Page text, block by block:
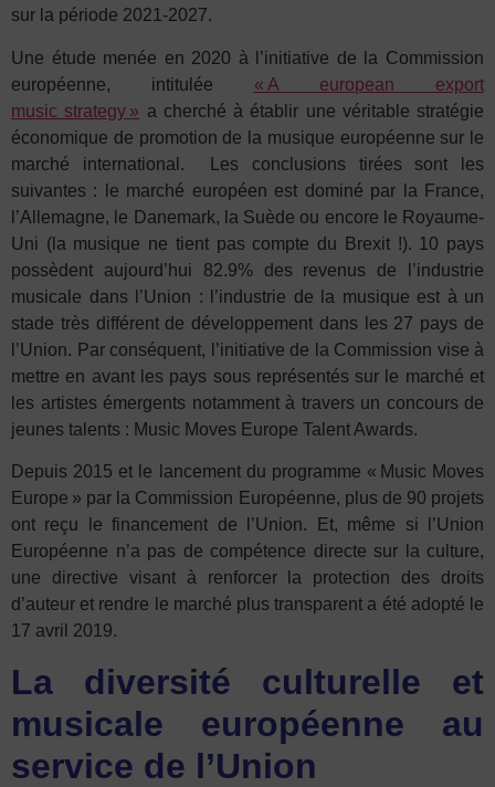
sur la période 2021-2027.
Une étude menée en 2020 à l’initiative de la Commission
européenne, intitulée « A european export
music strategy » a cherché à établir une véritable stratégie
économique de promotion de la musique européenne sur le
marché international.
Les conclusions tirées sont les
suivantes : le marché européen est dominé par la France,
l’Allemagne, le Danemark, la Suède ou encore le Royaume-
Uni (la musique ne tient pas compte du Brexit !). 10 pays
possèdent aujourd’hui 82.9% des revenus de l’industrie
musicale dans l’Union : l’industrie de la musique est à un
stade très différent de développement dans les 27 pays de
l’Union. Par conséquent, l’initiative de la Commission vise à
mettre en avant les pays sous représentés sur le marché et
les artistes émergents notamment à travers un concours de
jeunes talents : Music Moves Europe Talent Awards.
Depuis 2015 et le lancement du programme « Music Moves
Europe » par la Commission Européenne, plus de 90 projets
ont reçu le financement de l’Union. Et, même si l’Union
Européenne n’a pas de compétence directe sur la culture,
une directive visant à renforcer la protection des droits
d’auteur et rendre le marché plus transparent a été adopté le
17 avril 2019.
La diversité culturelle et
musicale européenne au
service de l’Union